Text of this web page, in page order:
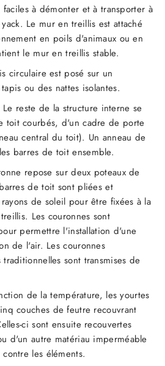
à démonter et à transporter à
Le mur en treillis est attaché
en poils d'animaux ou en
le mur en treillis stable.
circulaire est posé sur un
ou des nattes isolantes.
reste de la structure interne se
toit courbés, d'un cadre de porte
central du toit). Un anneau de
barres de toit ensemble.
repose sur deux poteaux de
de toit sont pliées et
de soleil pour être fixées à la
Les couronnes sont
permettre l'installation d'une
de l'air. Les couronnes
sont transmises de
de la température, les yourtes
couches de feutre recouvrant
ci sont ensuite recouvertes
d'un autre matériau imperméable
les éléments.